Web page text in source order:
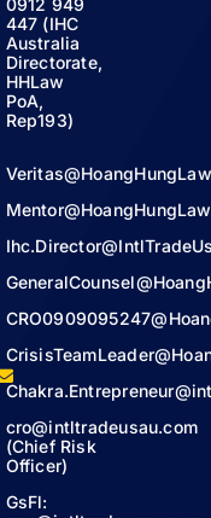
447 (IHC
Australia
Directorate,
HHLaw
PoA,
Rep193)
cro@intltradeusau.com
(Chief Risk
Officer)
GsFl: